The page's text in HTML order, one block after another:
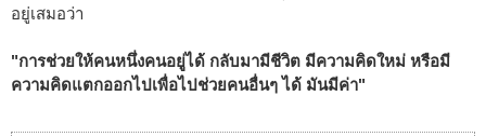
อยู่เสมอว่า
"การช่วยให้คนหนึ่งคนอยู่ได้ กลับมามีชีวิต มีความคิดใหม่ หรือมี
ความคิดแตกออกไปเพื่อไปช่วยคนอื่นๆ ได้ มันมีค่า"